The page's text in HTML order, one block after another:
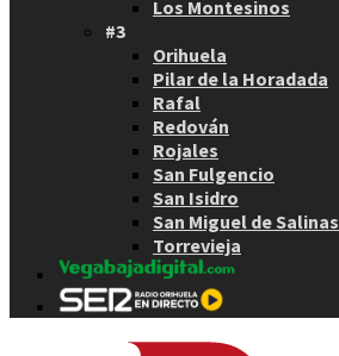
Los Montesinos
#3
Orihuela
Pilar de la Horadada
Rafal
Redován
Rojales
San Fulgencio
San Isidro
San Miguel de Salinas
Torrevieja